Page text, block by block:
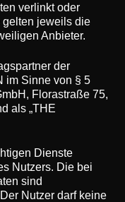
verlinkt oder
gelten jeweils die
Anbieter.
der
im Sinne von § 5
Florastraße 75,
als „THE
Dienste
Nutzers. Die bei
sind
Nutzer darf keine